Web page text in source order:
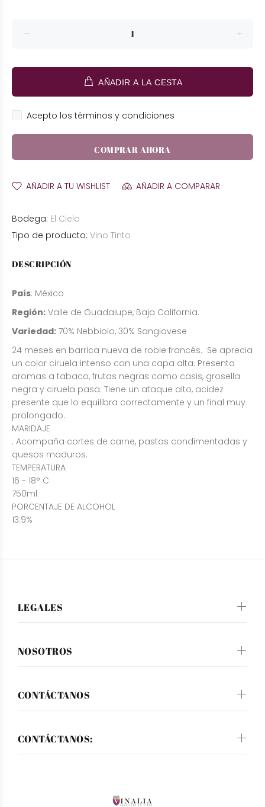
AÑADIR A LA CESTA
Acepto los términos y condiciones
COMPRAR AHORA
AÑADIR A TU WISHLIST AÑADIR A COMPARAR
Bodega: El Cielo
Tipo de producto: Vino Tinto
DESCRIPCIÓN
País: México
Región: Valle de Guadalupe, Baja California.
Variedad: 70% Nebbiolo, 30% Sangiovese
24 meses en barrica nueva de roble francés. Se aprecia
un color ciruela intenso con una capa alta. Presenta
aromas a tabaco, frutas negras como casis, grosella
negra y ciruela pasa. Tiene un ataque alto, acidez
presente que lo equilibra correctamente y un final muy
prolongado.
MARIDAJE
: Acompaña cortes de carne, pastas condimentadas y
quesos maduros.
TEMPERATURA
16 - 18° C
750ml
PORCENTAJE DE ALCOHOL
13.9%
CONTÁCTANOS:
LEGALES
NOSOTROS
CONTÁCTANOS